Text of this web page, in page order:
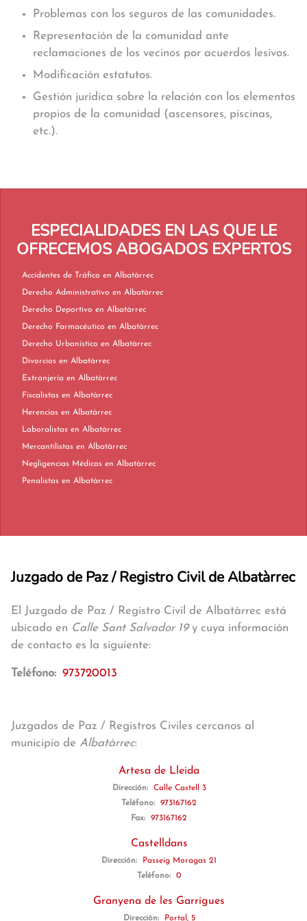
Problemas con los seguros de las comunidades.
Representación de la comunidad ante
reclamaciones de los vecinos por acuerdos lesivos.
Modificación estatutos.
Gestión jurídica sobre la relación con los elementos
propios de la comunidad (ascensores, piscinas,
etc.).
ESPECIALIDADES EN LAS QUE LE
OFRECEMOS ABOGADOS EXPERTOS
Accidentes de Tráfico en Albatàrrec
Derecho Administrativo en Albatàrrec
Derecho Deportivo en Albatàrrec
Derecho Farmacéutico en Albatàrrec
Derecho Urbanístico en Albatàrrec
Divorcios en Albatàrrec
Extranjería en Albatàrrec
Fiscalistas en Albatàrrec
Herencias en Albatàrrec
Laboralistas en Albatàrrec
Mercantilistas en Albatàrrec
Negligencias Médicas en Albatàrrec
Penalistas en Albatàrrec
Juzgado de Paz / Registro Civil de Albatàrrec
El Juzgado de Paz / Registro Civil de Albatàrrec está
ubicado en Calle Sant Salvador 19y cuya información
de contacto es la siguiente:
Teléfono: 973720013
Juzgados de Paz / Registros Civiles cercanos al
municipio de Albatàrrec:
Artesa de Lleida
Dirección:
Calle Castell 3
Teléfono:
973167162
Fax:
973167162
Castelldans
Dirección:
Passeig Moragas 21
Teléfono:
0
Granyena de les Garrigues
Dirección:
Portal, 5